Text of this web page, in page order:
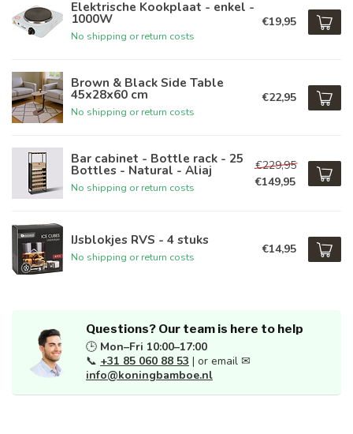
Elektrische Kookplaat - enkel -
1000W
No shipping or return costs
€19,95
Brown & Black Side Table
45x28x60 cm
No shipping or return costs
€22,95
Bar cabinet - Bottle rack - 25
Bottles - Natural - Aliaj
No shipping or return costs
€229,95
€149,95
IJsblokjes RVS - 4 stuks
No shipping or return costs
€14,95
Questions? Our team is here to help
🕒 Mon–Fri 10:00–17:00
📞 +31 85 060 88 53 | or email ✉
info@koningbamboe.nl